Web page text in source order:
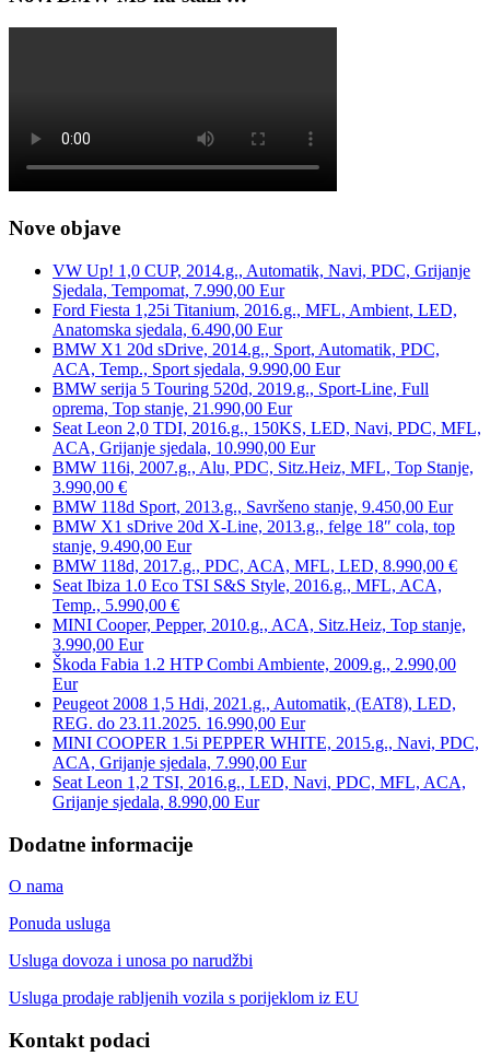
Nove objave
VW Up! 1,0 CUP, 2014.g., Automatik, Navi, PDC, Grijanje
Sjedala, Tempomat, 7.990,00 Eur
Ford Fiesta 1,25i Titanium, 2016.g., MFL, Ambient, LED,
Anatomska sjedala, 6.490,00 Eur
BMW X1 20d sDrive, 2014.g., Sport, Automatik, PDC,
ACA, Temp., Sport sjedala, 9.990,00 Eur
BMW serija 5 Touring 520d, 2019.g., Sport-Line, Full
oprema, Top stanje, 21.990,00 Eur
Seat Leon 2,0 TDI, 2016.g., 150KS, LED, Navi, PDC, MFL,
ACA, Grijanje sjedala, 10.990,00 Eur
BMW 116i, 2007.g., Alu, PDC, Sitz.Heiz, MFL, Top Stanje,
3.990,00 €
BMW 118d Sport, 2013.g., Savršeno stanje, 9.450,00 Eur
BMW X1 sDrive 20d X-Line, 2013.g., felge 18″ cola, top
stanje, 9.490,00 Eur
BMW 118d, 2017.g., PDC, ACA, MFL, LED, 8.990,00 €
Seat Ibiza 1.0 Eco TSI S&S Style, 2016.g., MFL, ACA,
Temp., 5.990,00 €
MINI Cooper, Pepper, 2010.g., ACA, Sitz.Heiz, Top stanje,
3.990,00 Eur
Škoda Fabia 1.2 HTP Combi Ambiente, 2009.g., 2.990,00
Eur
Peugeot 2008 1,5 Hdi, 2021.g., Automatik, (EAT8), LED,
REG. do 23.11.2025. 16.990,00 Eur
MINI COOPER 1.5i PEPPER WHITE, 2015.g., Navi, PDC,
ACA, Grijanje sjedala, 7.990,00 Eur
Seat Leon 1,2 TSI, 2016.g., LED, Navi, PDC, MFL, ACA,
Grijanje sjedala, 8.990,00 Eur
Dodatne informacije
O nama
Ponuda usluga
Usluga dovoza i unosa po narudžbi
Usluga prodaje rabljenih vozila s porijeklom iz EU
Kontakt podaci